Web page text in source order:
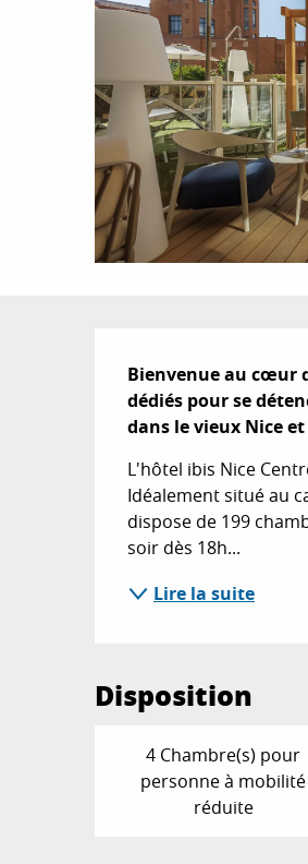
Bienvenue au cœur
dédiés pour se
dans le vieux Nice
L'hôtel ibis Nice
Idéalement situé au
dispose de 199
soir dès 18h...
Lire la suite
Disposition
4 Chambre(s) pour
personne à mobilité
réduite